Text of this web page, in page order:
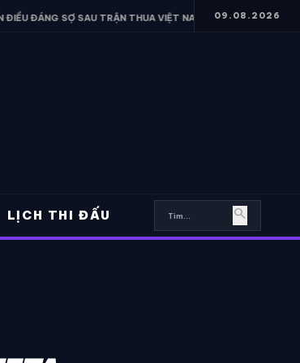
TRẬN THUA VIỆT NAM • FERRAN TORRES HÉ LỘ
09.08.2026
LỊCH THI ĐẤU search